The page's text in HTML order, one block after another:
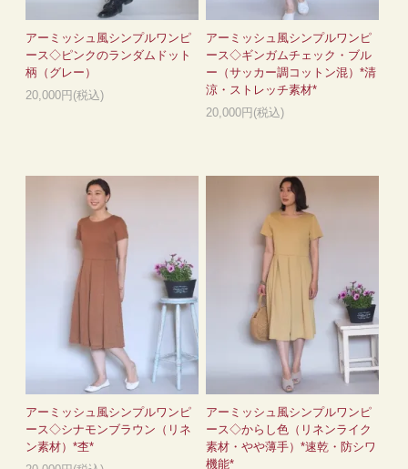
アーミッシュ風シンプルワンピ
ース◇ピンクのランダムドット
柄（グレー）
20,000円(税込)
アーミッシュ風シンプルワンピ
ース◇ギンガムチェック・ブル
ー（サッカー調コットン混）*清
涼・ストレッチ素材*
20,000円(税込)
アーミッシュ風シンプルワンピ
ース◇シナモンブラウン（リネ
ン素材）*杢*
アーミッシュ風シンプルワンピ
ース◇からし色（リネンライク
素材・やや薄手）*速乾・防シワ
機能*